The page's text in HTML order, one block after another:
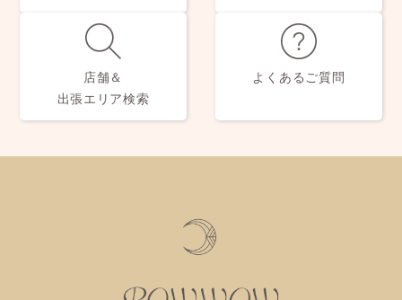
店舗＆
出張エリア検索
よくあるご質問